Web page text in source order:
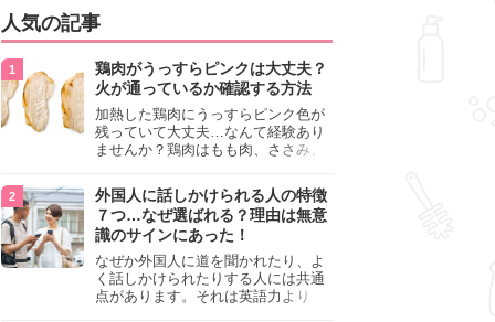
人気の記事
鶏肉がうっすらピンクは大丈夫？
火が通っているか確認する方法
加熱した鶏肉にうっすらピンク色が
残っていて大丈夫…なんて経験あり
ませんか？鶏肉はもも肉、ささみ、
わいが異なり、いろいろと楽しめる
料理ですが、鶏肉は加熱した後でも
うっすらピンク色の部分が大丈夫な
のと気になるときがあります。この
記事では生焼けか火が通っているの
かを確認する方法や、鶏肉を調理す
るときの注意点を紹介しますので、
参考にしてみてくださいね。
外国人に話しかけられる人の特徴
７つ…なぜ選ばれる？理由は無意
識のサインにあった！
なぜか外国人に道を聞かれたり、よ
く話しかけられたりする人には共通
点があります。それは英語力より